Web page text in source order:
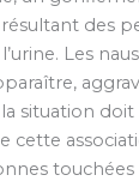
des
Les
situation doit
cette